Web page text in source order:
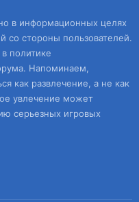
в информационных целях
стороны пользователей.
политике
Напоминаем,
как развлечение, а не как
увлечение может
серьезных игровых